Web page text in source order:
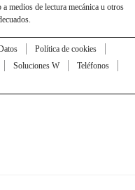
medios de lectura mecánica u otros
Política de cookies
Soluciones W
Teléfonos